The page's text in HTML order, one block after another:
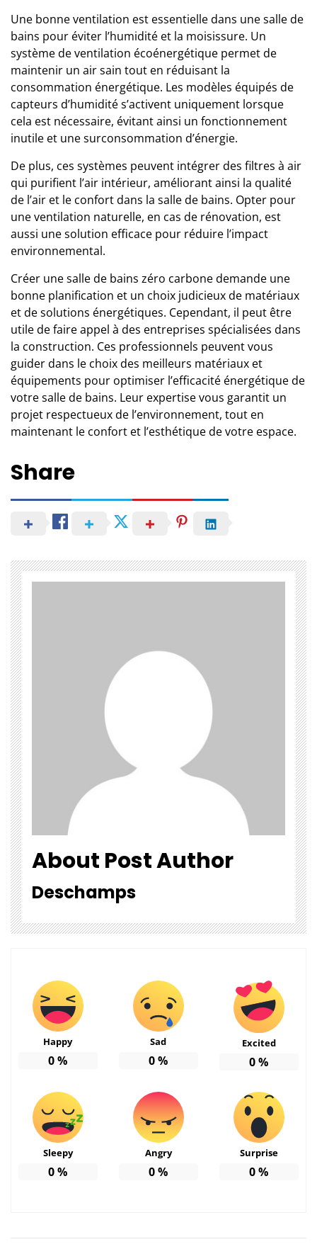
Une bonne ventilation est essentielle dans une salle de
bains pour éviter l’humidité et la moisissure. Un
système de ventilation écoénergétique permet de
maintenir un air sain tout en réduisant la
consommation énergétique. Les modèles équipés de
capteurs d’humidité s’activent uniquement lorsque
cela est nécessaire, évitant ainsi un fonctionnement
inutile et une surconsommation d’énergie.
De plus, ces systèmes peuvent intégrer des filtres à air
qui purifient l’air intérieur, améliorant ainsi la qualité
de l’air et le confort dans la salle de bains. Opter pour
une ventilation naturelle, en cas de rénovation, est
aussi une solution efficace pour réduire l’impact
environnemental.
Créer une salle de bains zéro carbone demande une
bonne planification et un choix judicieux de matériaux
et de solutions énergétiques. Cependant, il peut être
utile de faire appel à des entreprises spécialisées dans
la construction. Ces professionnels peuvent vous
guider dans le choix des meilleurs matériaux et
équipements pour optimiser l’efficacité énergétique de
votre salle de bains. Leur expertise vous garantit un
projet respectueux de l’environnement, tout en
maintenant le confort et l’esthétique de votre espace.
Share
About Post Author
Deschamps
Happy
0%
Sad
0%
Excited
0%
Sleepy
0%
Angry
0%
Surprise
0%